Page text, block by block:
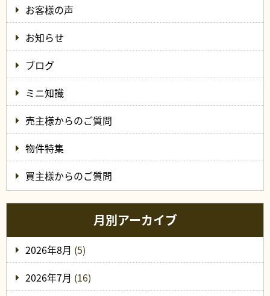
お客様の声
お知らせ
ブログ
ミニ知識
売主様からのご質問
物件特集
買主様からのご質問
月別アーカイブ
2026年8月 (5)
2026年7月 (16)